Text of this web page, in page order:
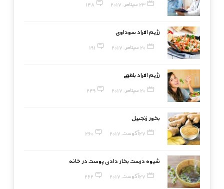
23 سپتامبر, 2017 148
رژیم افراد سوداوی
20 سپتامبر, 2017 191
رژیم افراد بلغمی
20 سپتامبر, 2017 249
بخور زنجبیل
27 آگوست, 2017 260
شیوه درست بخار دادن پوست در خانه
27 آگوست, 2017 262